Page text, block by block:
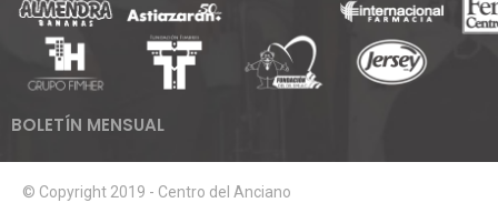
BOLETÍN MENSUAL
© Copyright 2019 - Centro del Anciano